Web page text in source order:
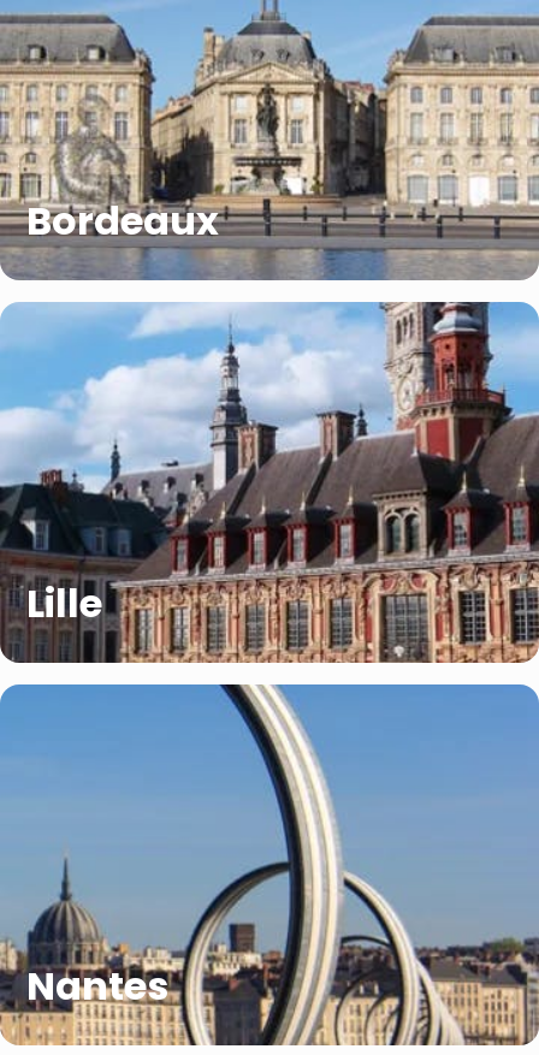
Bordeaux
Lille
Nantes